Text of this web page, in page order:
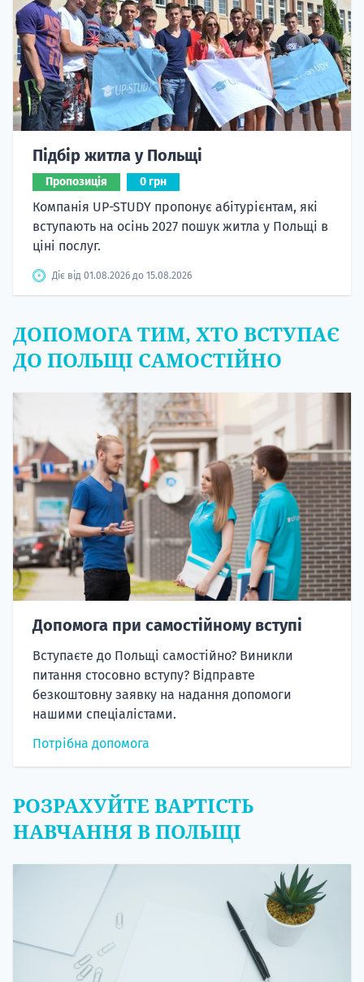
Підбір житла у Польщі
Пропозиція 0 грн
Компанія UP-STUDY пропонує абітурієнтам, які
вступають на осінь 2027 пошук житла у Польщі в
ціні послуг.
Діє від 01.08.2026 до 15.08.2026
ДОПОМОГА ТИМ, ХТО ВСТУПАЄ
ДО ПОЛЬЩІ САМОСТІЙНО
Допомога при самостійному вступі
Вступаєте до Польщі самостійно? Виникли
питання стосовно вступу? Відправте
безкоштовну заявку на надання допомоги
нашими спеціалістами.
Потрібна допомога
РОЗРАХУЙТЕ ВАРТІСТЬ
НАВЧАННЯ В ПОЛЬЩІ